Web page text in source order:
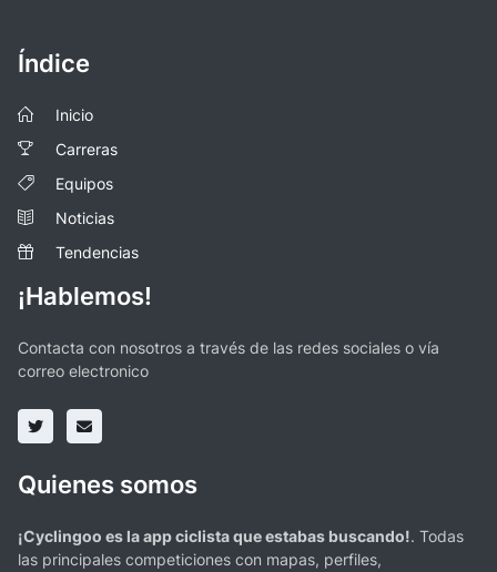
Índice
Inicio
Carreras
Equipos
Noticias
Tendencias
¡Hablemos!
Contacta con nosotros a través de las redes sociales o vía
correo electronico
Quienes somos
¡Cyclingoo es la app ciclista que estabas buscando!. Todas
las principales competiciones con mapas, perfiles,